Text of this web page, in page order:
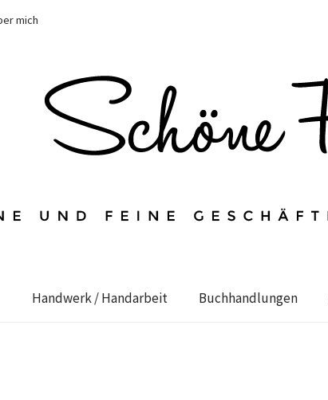
mich
Handwerk / Handarbeit Buchhandlungen